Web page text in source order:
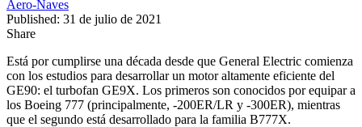
Aero-Naves
Published: 31 de julio de 2021
Share
Está por cumplirse una década desde que General Electric comienza
con los estudios para desarrollar un motor altamente eficiente del
GE90: el turbofan GE9X. Los primeros son conocidos por equipar a
los Boeing 777 (principalmente, -200ER/LR y -300ER), mientras
que el segundo está desarrollado para la familia B777X.